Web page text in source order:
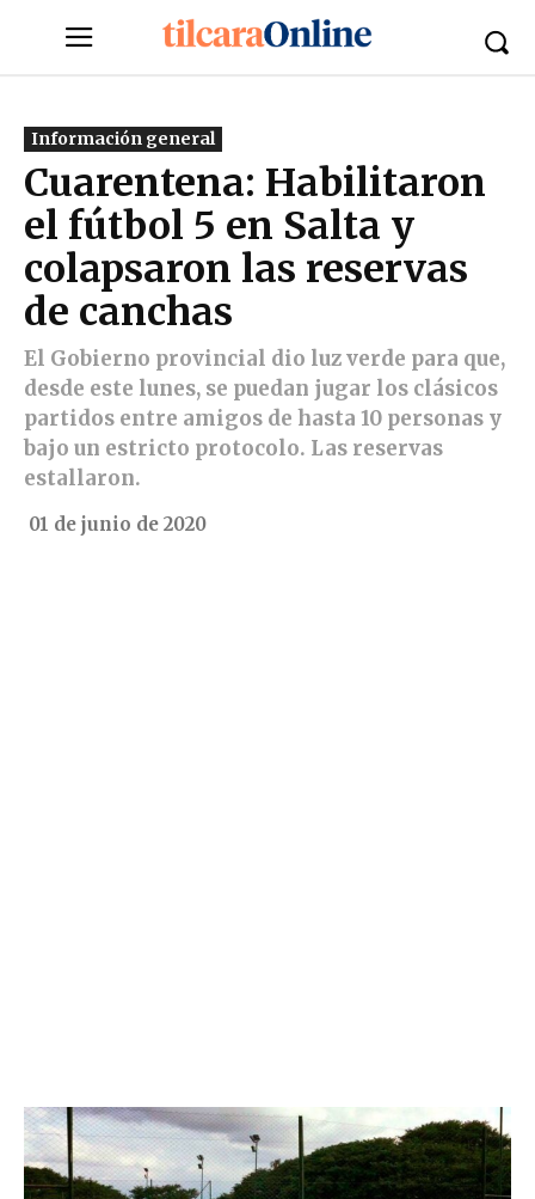
Información general
Cuarentena: Habilitaron
el fútbol 5 en Salta y
colapsaron las reservas
de canchas
El Gobierno provincial dio luz verde para que,
desde este lunes, se puedan jugar los clásicos
partidos entre amigos de hasta 10 personas y
bajo un estricto protocolo. Las reservas
estallaron.
01 de junio de 2020